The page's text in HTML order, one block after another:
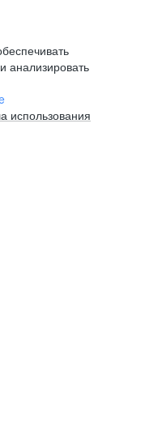
анализировать
использования